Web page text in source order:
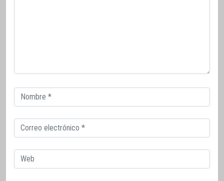
Correo
electrónico
Correo
electrónico
Web